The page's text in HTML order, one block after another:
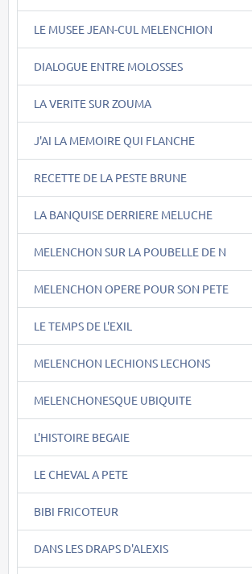
LE MUSEE JEAN-CUL MELENCHION
DIALOGUE ENTRE MOLOSSES
LA VERITE SUR ZOUMA
J'AI LA MEMOIRE QUI FLANCHE
RECETTE DE LA PESTE BRUNE
LA BANQUISE DERRIERE MELUCHE
MELENCHON SUR LA POUBELLE DE N
MELENCHON OPERE POUR SON PETE
LE TEMPS DE L'EXIL
MELENCHON LECHIONS LECHONS
MELENCHONESQUE UBIQUITE
L'HISTOIRE BEGAIE
LE CHEVAL A PETE
BIBI FRICOTEUR
DANS LES DRAPS D'ALEXIS